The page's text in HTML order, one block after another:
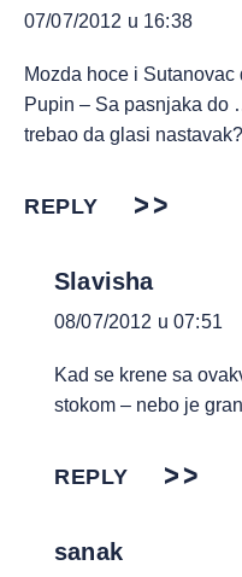
07/07/2012 u 16:38
Mozda hoce i
Pupin – Sa pasnjaka
trebao da glasi nastavak?
REPLY
Slavisha
08/07/2012 u 07:51
Kad se krene sa
stokom – nebo je
REPLY
sanak